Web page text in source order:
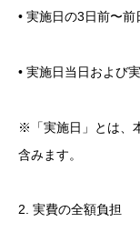
• 実施日の3日前〜
• 実施日当日および
※「実施日」とは、
含みます。
2. 実費の全額負担